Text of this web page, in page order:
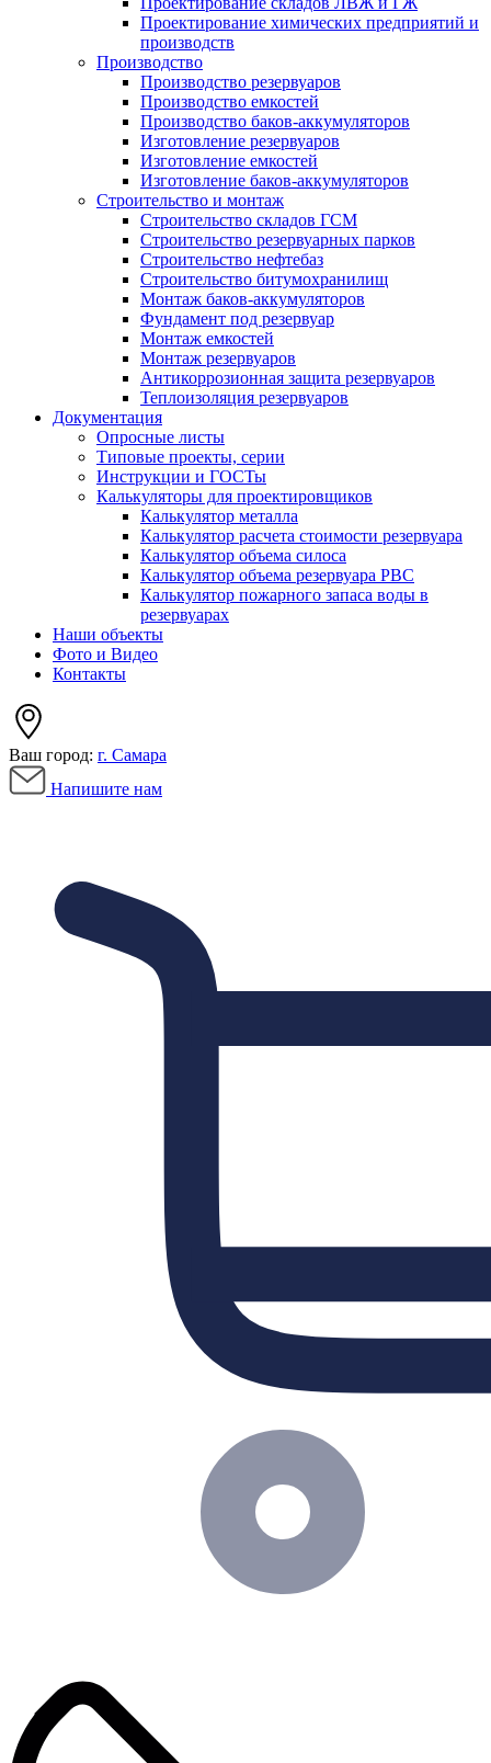
Проектирование химических предприятий и
производств
Производство
Производство резервуаров
Производство емкостей
Производство баков-аккумуляторов
Изготовление резервуаров
Изготовление емкостей
Изготовление баков-аккумуляторов
Строительство и монтаж
Строительство складов ГСМ
Строительство резервуарных парков
Строительство нефтебаз
Строительство битумохранилищ
Монтаж баков-аккумуляторов
Фундамент под резервуар
Монтаж емкостей
Монтаж резервуаров
Антикоррозионная защита резервуаров
Теплоизоляция резервуаров
Документация
Опросные листы
Типовые проекты, серии
Инструкции и ГОСТы
Калькуляторы для проектировщиков
Калькулятор металла
Калькулятор расчета стоимости резервуара
Калькулятор объема силоса
Калькулятор объема резервуара РВС
Калькулятор пожарного запаса воды в
резервуарах
Наши объекты
Фото и Видео
Контакты
Ваш город: г. Самара
Напишите нам